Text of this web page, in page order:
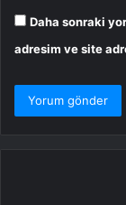
Daha sonraki
adresim ve site